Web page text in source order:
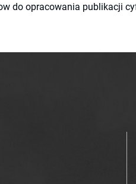
do opracowania publikacji